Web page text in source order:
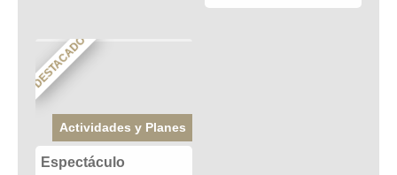
DESTACADO
Actividades y Planes
Espectáculo